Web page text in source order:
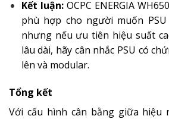
Kết luận:OCPC ENERGIA
phù hợp cho người muốn
nhưng nếu ưu tiên hiệu suất
lâu dài, hãy cân nhắc PSU có
lên và modular.
Tổng kết
Với cấu hình cân bằng giữa hiệu